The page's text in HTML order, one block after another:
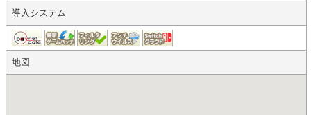
導入システム
地図